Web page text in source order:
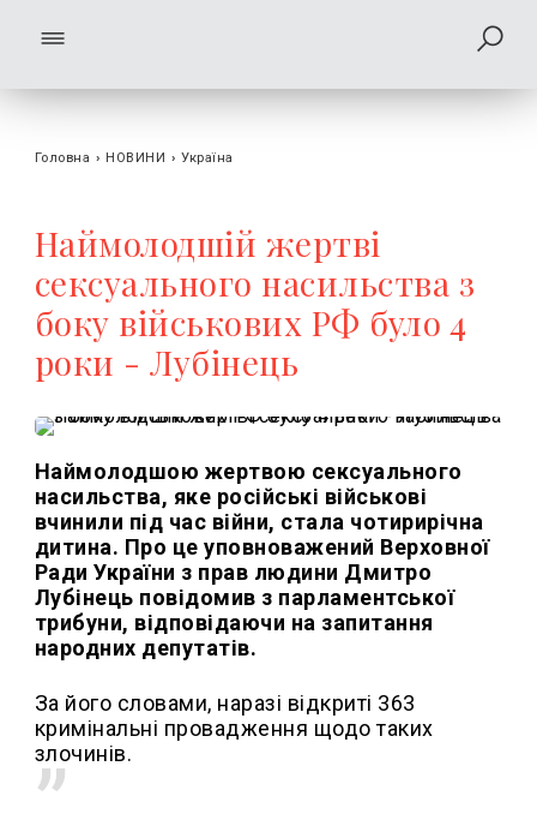
Головна › НОВИНИ › Україна
Наймолодшій жертві
сексуального насильства з
боку військових РФ було 4
роки - Лубінець
Наймолодшою жертвою сексуального
насильства, яке російські військові
вчинили під час війни, стала чотирирічна
дитина. Про це уповноважений Верховної
Ради України з прав людини Дмитро
Лубінець повідомив з парламентської
трибуни, відповідаючи на запитання
народних депутатів.
За його словами, наразі відкриті 363
кримінальні провадження щодо таких
злочинів.